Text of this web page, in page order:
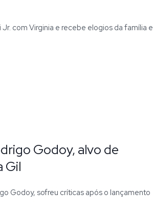
com Virginia e recebe elogios da família e
Godoy, alvo de
Gil
Godoy, sofreu críticas após o lançamento